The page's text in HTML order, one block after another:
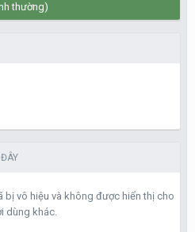
thường)
bị vô hiệu và không được hiển thị cho
dùng khác.